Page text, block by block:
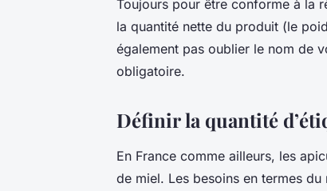
Toujours pour être conforme à la
la quantité nette du produit (le
également pas oublier le nom de
obligatoire.
Définir la quantité
En France comme ailleurs, les
de miel. Les besoins en termes